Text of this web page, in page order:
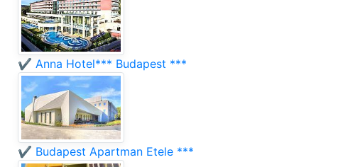
✔️ Anna Hotel*** Budapest ***
✔️ Budapest Apartman Etele ***